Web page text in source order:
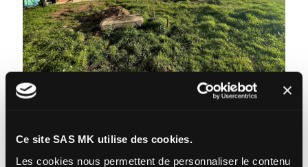
Ce site SAS MK utilise des cookies.
Les cookies nous permettent de personnaliser le contenu
Read more